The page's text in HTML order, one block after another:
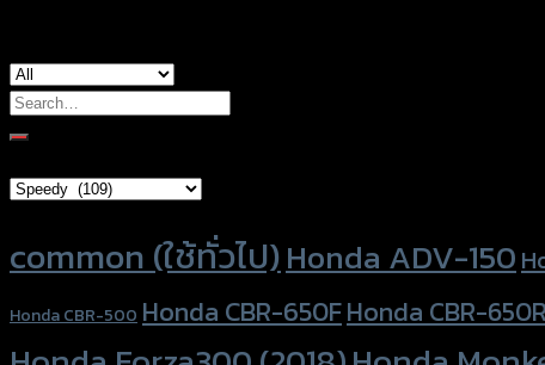
Search
for:
common (ใช้ทั่วไป)Honda ADV-150
Honda CBR-500 Honda CBR-650FHonda CBR-650R